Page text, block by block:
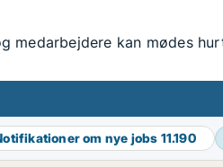
medarbejdere kan mødes
om nye jobs 11.190